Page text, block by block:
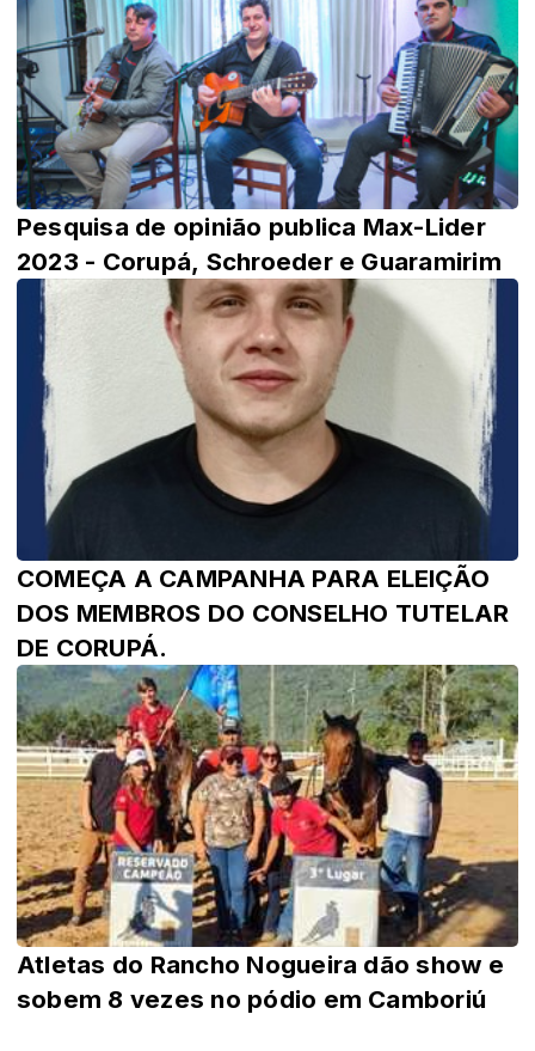
Pesquisa de opinião publica Max-Lider
2023 - Corupá, Schroeder e Guaramirim
COMEÇA A CAMPANHA PARA ELEIÇÃO
DOS MEMBROS DO CONSELHO TUTELAR
DE CORUPÁ.
Atletas do Rancho Nogueira dão show e
sobem 8 vezes no pódio em Camboriú